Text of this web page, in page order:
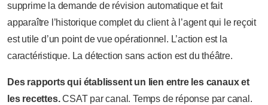
supprime la demande de révision automatique et fait
apparaître l’historique complet du client à l’agent qui le reçoit
est utile d’un point de vue opérationnel. L’action est la
caractéristique. La détection sans action est du théâtre.
Des rapports qui établissent un lien entre les canaux et
les recettes.CSAT par canal. Temps de réponse par canal.